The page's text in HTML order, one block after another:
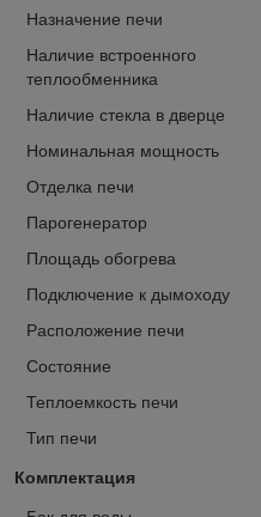
Назначение печи
Наличие встроенного
теплообменника
Наличие стекла в дверце
Номинальная мощность
Отделка печи
Парогенератор
Площадь обогрева
Подключение к дымоходу
Расположение печи
Состояние
Теплоемкость печи
Тип печи
Комплектация